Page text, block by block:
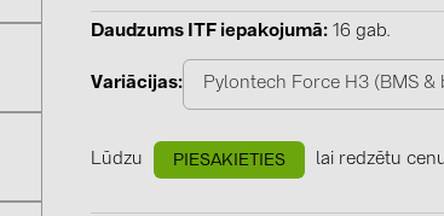
GoodWe (44)
HUAWEI (51)
JINKO (1)
Daudzums ITF iepakojumā 16 gab.
Variācijas Pylontech Force H3 (BMS &
Lūdzu PIESAKIETIES lai redzētu